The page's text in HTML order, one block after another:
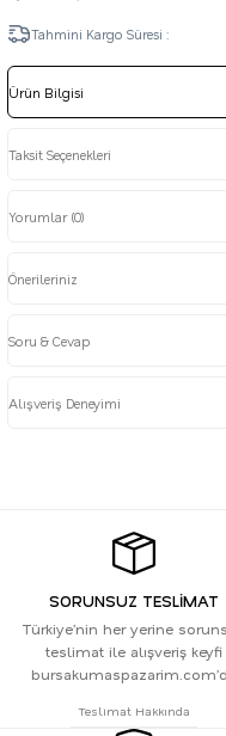
Tahmini Kargo Süresi :
Ürün Bilgisi
Taksit Seçenekleri
Yorumlar (0)
Önerileriniz
Soru & Cevap
Alışveriş Deneyimi
SORUNSUZ TESLİMAT
Türkiye’nin her yerine
teslimat ile alışveriş keyfi
Teslimat Hakkında